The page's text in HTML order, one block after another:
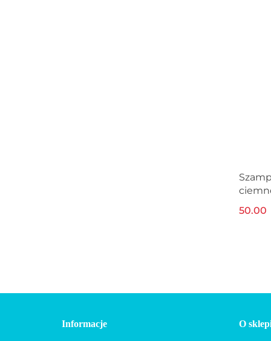
50.00
Informacje O